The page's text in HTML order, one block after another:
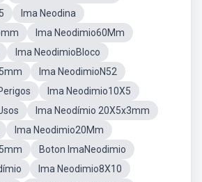
Ima Neodina
Ima Neodimio60Mm
Ima NeodimioBloco
Ima NeodimioN52
Ima Neodimio10X5
Ima Neodímio 20X5x3mm
Ima Neodimio20Mm
Boton ImaNeodimio
Ima Neodimio8X10